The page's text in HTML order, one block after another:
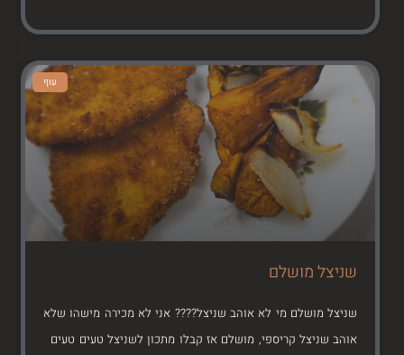
עוף
שניצל מושלם
שניצל מושלם מי לא אוהב שניצל???? אני לא מכירה מישהו שלא
אוהב שניצל קריספי, מושלם אז קבלו מתכון לשניצל טעים טעים